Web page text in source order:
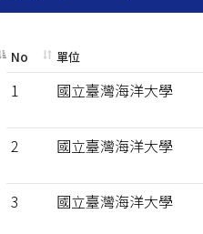
No 單位
1 國立臺灣海洋大學
2 國立臺灣海洋大學
3 國立臺灣海洋大學